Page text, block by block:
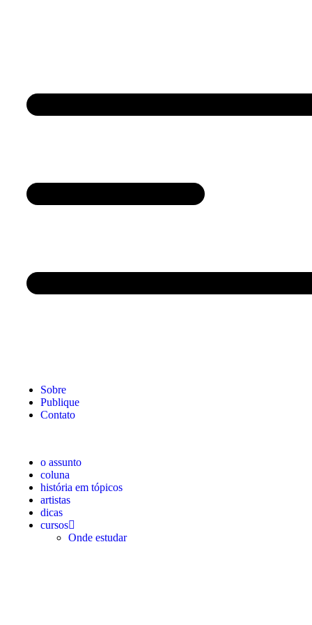
Sobre
Publique
Contato
o assunto
coluna
história em tópicos
artistas
dicas
cursos
Onde estudar